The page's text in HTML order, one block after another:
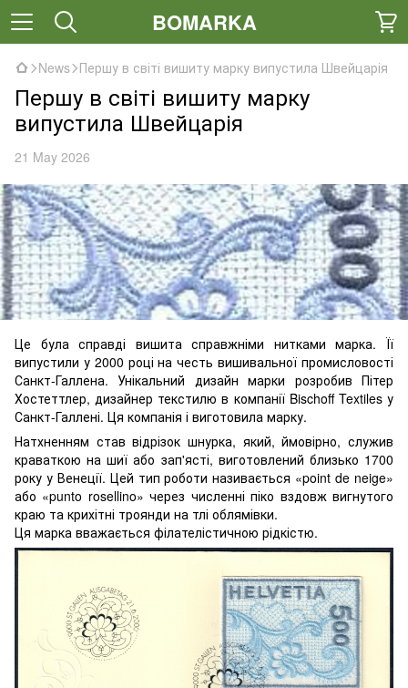
BOMARKA
News Першу в світі вишиту марку випустила Швейцарія
Першу в світі вишиту марку
випустила Швейцарія
21 May 2026
Це була справді вишита справжніми нитками марка. Її
випустили у 2000 році на честь вишивальної промисловості
Санкт-Галлена. Унікальний дизайн марки розробив Пітер
Хостеттлер, дизайнер текстилю в компанії Bischoff Textiles у
Санкт-Галлені. Ця компанія і виготовила марку.
Натхненням став відрізок шнурка, який, ймовірно, служив
краваткою на шиї або зап'ясті, виготовлений близько 1700
року у Венеції. Цей тип роботи називається «point de neige»
або «punto rosellino» через численні піко вздовж вигнутого
краю та крихітні троянди на тлі облямівки.
Ця марка вважається філателістичною рідкістю.